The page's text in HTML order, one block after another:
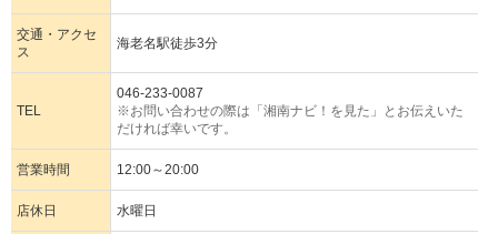
交通・アクセ
ス
海老名駅徒歩3分
TEL
046-233-0087
※お問い合わせの際は「湘南ナビ！を見た」とお伝えいた
だければ幸いです。
営業時間 12:00～20:00
店休日 水曜日